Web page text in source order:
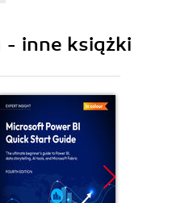
- inne książki